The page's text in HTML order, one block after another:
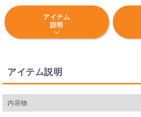
アイテム
説明
アイテム説明
内容物